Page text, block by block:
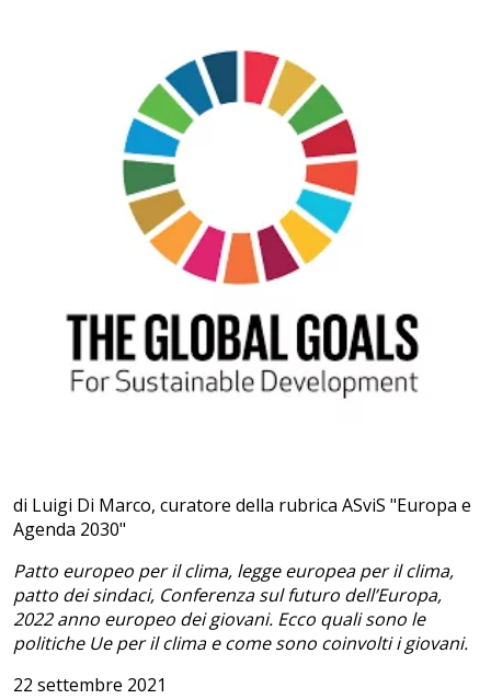
di Luigi Di Marco, curatore della rubrica ASviS "Europa e
Agenda 2030"
Patto europeo per il clima, legge europea per il clima,
patto dei sindaci, Conferenza sul futuro dell’Europa,
2022 anno europeo dei giovani. Ecco quali sono le
politiche Ue per il clima e come sono coinvolti i giovani.
22 settembre 2021